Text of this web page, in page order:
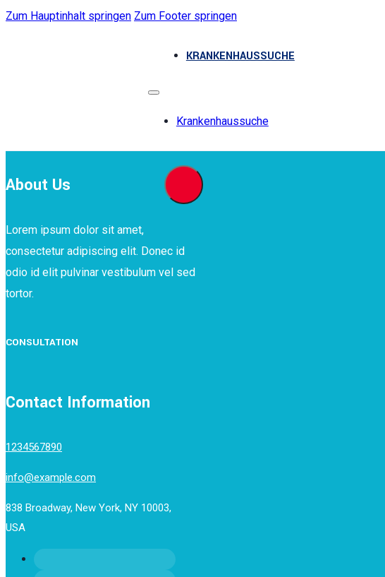
Zum Hauptinhalt springen Zum Footer springen
KRANKENHAUSSUCHE
Krankenhaussuche
About Us
Lorem ipsum dolor sit amet,
consectetur adipiscing elit. Donec id
odio id elit pulvinar vestibulum vel sed
tortor.
CONSULTATION
Contact Information
1234567890
info@example.com
838 Broadway, New York, NY 10003,
USA